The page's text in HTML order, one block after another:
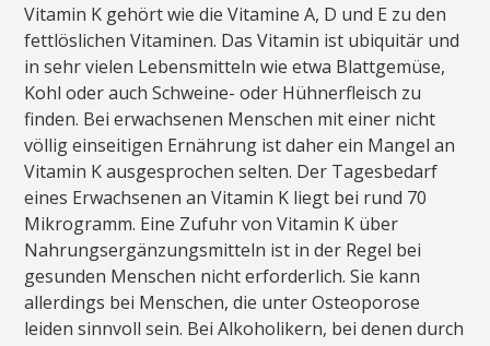
Vitamin K gehört wie die Vitamine A, D und E zu den
fettlöslichen Vitaminen. Das Vitamin ist ubiquitär und
in sehr vielen Lebensmitteln wie etwa Blattgemüse,
Kohl oder auch Schweine- oder Hühnerfleisch zu
finden. Bei erwachsenen Menschen mit einer nicht
völlig einseitigen Ernährung ist daher ein Mangel an
Vitamin K ausgesprochen selten. Der Tagesbedarf
eines Erwachsenen an Vitamin K liegt bei rund 70
Mikrogramm. Eine Zufuhr von Vitamin K über
Nahrungsergänzungsmitteln ist in der Regel bei
gesunden Menschen nicht erforderlich. Sie kann
allerdings bei Menschen, die unter Osteoporose
leiden sinnvoll sein. Bei Alkoholikern, bei denen durch